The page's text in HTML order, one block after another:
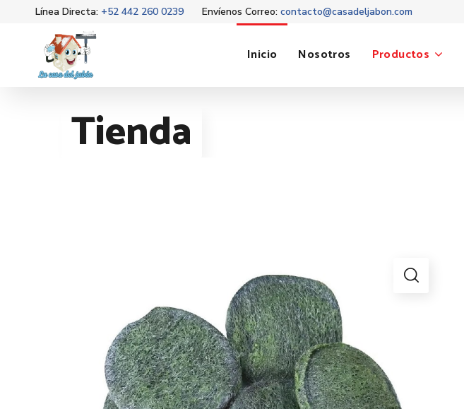
Línea Directa: +52 442 260 0239 Envíenos Correo: contacto@casadeljabon.com
Inicio Nosotros Productos
Tienda